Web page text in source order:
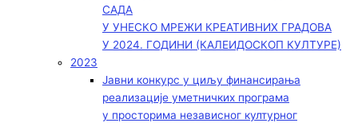
САДА
У УНЕСКО МРЕЖИ КРЕАТИВНИХ ГРАДОВА
У 2024. ГОДИНИ (КАЛЕИДОСКОП КУЛТУРЕ)
2023
Јавни конкурс у циљу финансирања
реализације уметничких програма
у просторима независног културног